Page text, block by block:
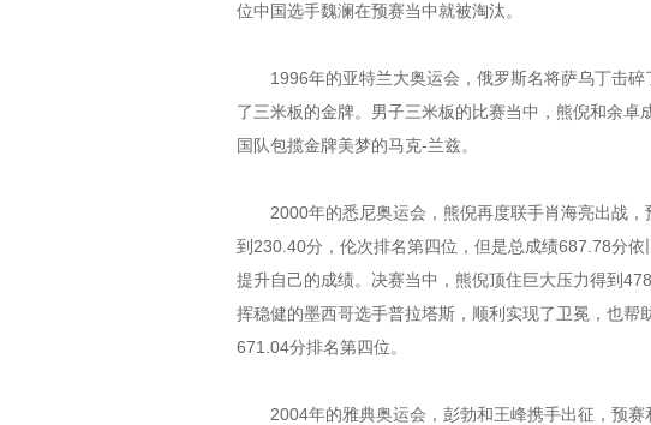
位中国选手魏澜在预赛当中就被淘汰。
1996年的亚特兰大奥运会，俄罗斯名将萨乌丁击碎
了三米板的金牌。男子三米板的比赛当中，熊倪和余
国队包揽金牌美梦的马克-兰兹。
2000年的悉尼奥运会，熊倪再度联手肖海亮出战，
到230.40分，伦次排名第四位，但是总成绩687.78分
提升自己的成绩。决赛当中，熊倪顶住巨大压力得到
挥稳健的墨西哥选手普拉塔斯，顺利实现了卫冕，也
671.04分排名第四位。
2004年的雅典奥运会，彭勃和王峰携手出征，预赛